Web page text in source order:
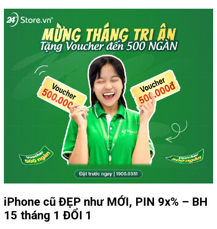
iPhone cũ ĐẸP như MỚI, PIN 9x% – BH
15 tháng 1 ĐỔI 1